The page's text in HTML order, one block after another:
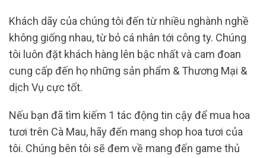
Khách dãy của chúng tôi đến từ nhiều nghành nghề
không giống nhau, từ bỏ cá nhân tới công ty. Chúng
tôi luôn đặt khách hàng lên bậc nhất và cam đoan
cung cấp đến họ những sản phẩm & Thương Mại &
dịch Vụ cực tốt.
Nếu bạn đã tìm kiếm 1 tác động tin cậy để mua hoa
tươi trên Cà Mau, hãy đến mang shop hoa tươi của
tôi. Chúng bên tôi sẽ đem về mang đến game thủ